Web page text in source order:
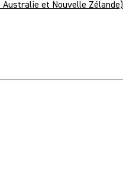
et Nouvelle Zélande)